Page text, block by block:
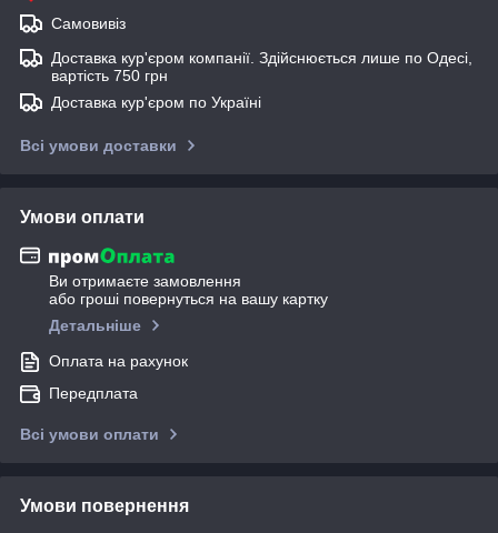
Самовивіз
Доставка кур'єром компанії. Здійснюється лише по Одесі,
вартість 750 грн
Доставка кур'єром по Україні
Всі умови доставки
Умови оплати
Ви отримаєте замовлення
або гроші повернуться на вашу картку
Детальніше
Оплата на рахунок
Передплата
Всі умови оплати
Умови повернення